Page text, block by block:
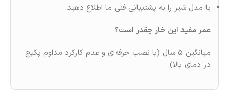
یا مدل شیر را به پشتیبانی فنی ما اطلاع دهید.
عمر مفید این خار چقدر است؟
میانگین ۵ سال (با نصب حرفه‌ای و عدم کارکرد مداوم پکیج
در دمای بالا).